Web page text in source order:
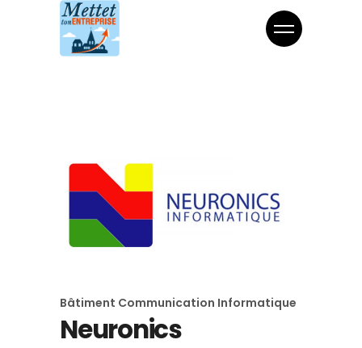
Bâtiment Communication Informatique
Neuronics